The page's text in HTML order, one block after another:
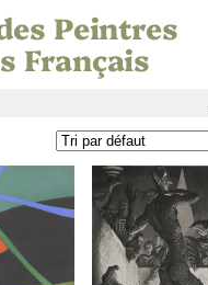
Peintres
Français